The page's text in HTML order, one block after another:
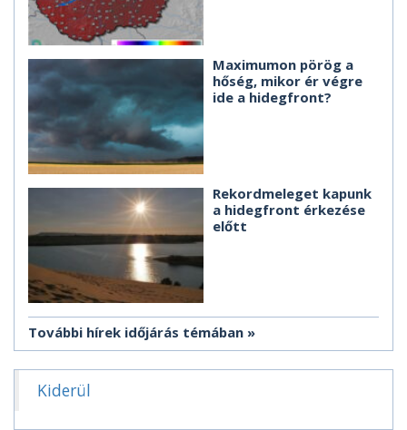
Maximumon pörög a
hőség, mikor ér végre
ide a hidegfront?
Rekordmeleget kapunk
a hidegfront érkezése
előtt
További hírek időjárás témában
Kiderül